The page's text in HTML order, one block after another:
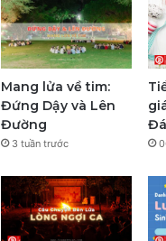
b
o
o
k
u
b
e
a
g
r
a
Mang lửa về tim:
Đứng Dậy và Lên
Đường
3 tuần trước
Đá